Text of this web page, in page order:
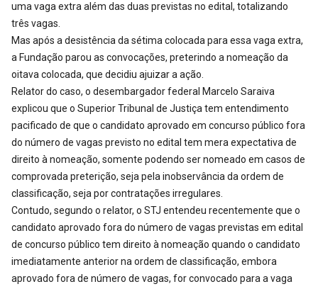
uma vaga extra além das duas previstas no edital, totalizando
três vagas.
Mas após a desistência da sétima colocada para essa vaga extra,
a Fundação parou as convocações, preterindo a nomeação da
oitava colocada, que decidiu ajuizar a ação.
Relator do caso, o desembargador federal Marcelo Saraiva
explicou que o Superior Tribunal de Justiça tem entendimento
pacificado de que o candidato aprovado em concurso público fora
do número de vagas previsto no edital tem mera expectativa de
direito à nomeação, somente podendo ser nomeado em casos de
comprovada preterição, seja pela inobservância da ordem de
classificação, seja por contratações irregulares.
Contudo, segundo o relator, o STJ entendeu recentemente que o
candidato aprovado fora do número de vagas previstas em edital
de concurso público tem direito à nomeação quando o candidato
imediatamente anterior na ordem de classificação, embora
aprovado fora de número de vagas, for convocado para a vaga